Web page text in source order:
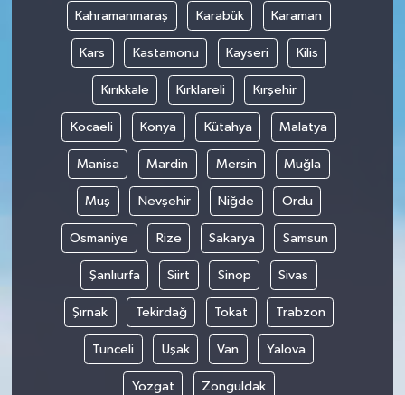
Kahramanmaraş Karabük Karaman
Kars Kastamonu Kayseri Kilis
Kırıkkale Kırklareli Kırşehir
Kocaeli Konya Kütahya Malatya
Manisa Mardin Mersin Muğla
Muş Nevşehir Niğde Ordu
Osmaniye Rize Sakarya Samsun
Şanlıurfa Siirt Sinop Sivas
Şırnak Tekirdağ Tokat Trabzon
Tunceli Uşak Van Yalova
Yozgat Zonguldak